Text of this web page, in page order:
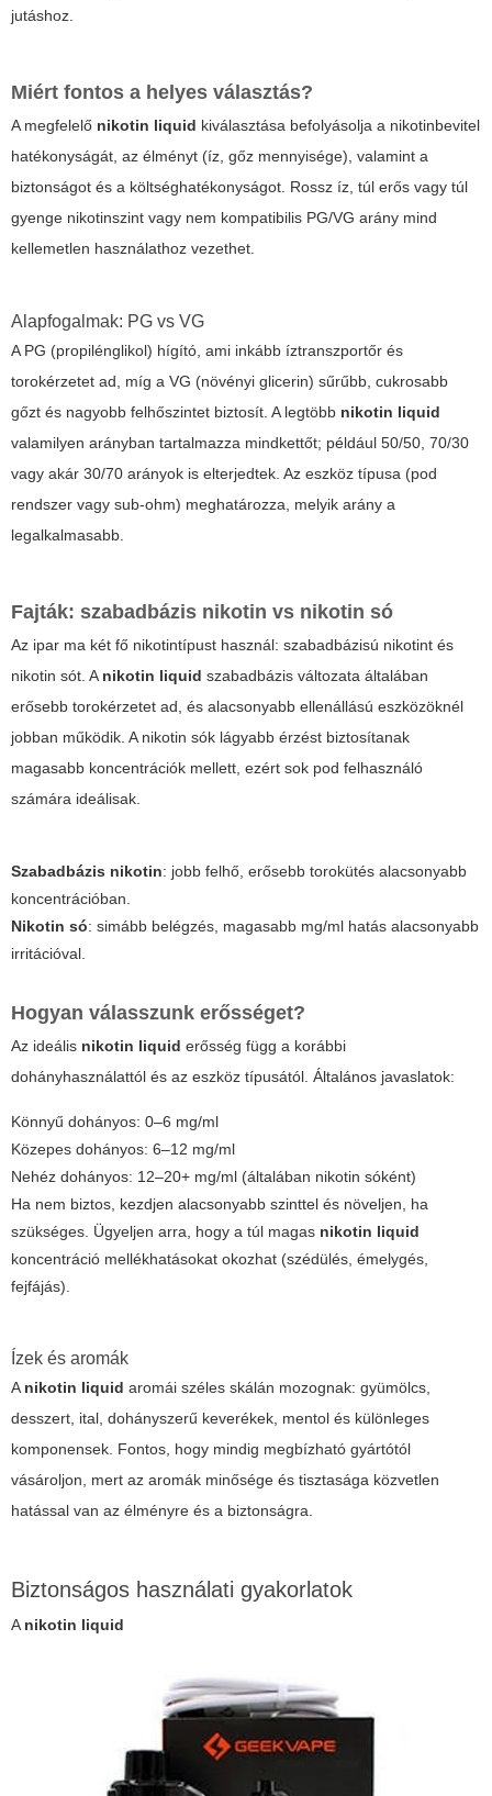
jutáshoz.
Miért fontos a helyes választás?
A megfelelő nikotin liquid kiválasztása befolyásolja a nikotinbevitel
hatékonyságát, az élményt (íz, gőz mennyisége), valamint a
biztonságot és a költséghatékonyságot. Rossz íz, túl erős vagy túl
gyenge nikotinszint vagy nem kompatibilis PG/VG arány mind
kellemetlen használathoz vezethet.
Alapfogalmak: PG vs VG
A PG (propilénglikol) hígító, ami inkább íztranszportőr és
torokérzetet ad, míg a VG (növényi glicerin) sűrűbb, cukrosabb
gőzt és nagyobb felhőszintet biztosít. A legtöbb nikotin liquid
valamilyen arányban tartalmazza mindkettőt; például 50/50, 70/30
vagy akár 30/70 arányok is elterjedtek. Az eszköz típusa (pod
rendszer vagy sub-ohm) meghatározza, melyik arány a
legalkalmasabb.
Fajták: szabadbázis nikotin vs nikotin só
Az ipar ma két fő nikotintípust használ: szabadbázisú nikotint és
nikotin sót. Anikotin liquid szabadbázis változata általában
erősebb torokérzetet ad, és alacsonyabb ellenállású eszközöknél
jobban működik. A nikotin sók lágyabb érzést biztosítanak
magasabb koncentrációk mellett, ezért sok pod felhasználó
számára ideálisak.
Szabadbázis nikotin: jobb felhő, erősebb torokütés alacsonyabb
koncentrációban.
Nikotin só: simább belégzés, magasabb mg/ml hatás alacsonyabb
irritációval.
Hogyan válasszunk erősséget?
Az ideális nikotin liquid erősség függ a korábbi
dohányhasználattól és az eszköz típusától. Általános javaslatok:
Könnyű dohányos: 0–6 mg/ml
Közepes dohányos: 6–12 mg/ml
Nehéz dohányos: 12–20+ mg/ml (általában nikotin sóként)
Ha nem biztos, kezdjen alacsonyabb szinttel és növeljen, ha
szükséges. Ügyeljen arra, hogy a túl magas nikotin liquid
koncentráció mellékhatásokat okozhat (szédülés, émelygés,
fejfájás).
Ízek és aromák
Anikotin liquid aromái széles skálán mozognak: gyümölcs,
desszert, ital, dohányszerű keverékek, mentol és különleges
komponensek. Fontos, hogy mindig megbízható gyártótól
vásároljon, mert az aromák minősége és tisztasága közvetlen
hatással van az élményre és a biztonságra.
Biztonságos használati gyakorlatok
Anikotin liquid